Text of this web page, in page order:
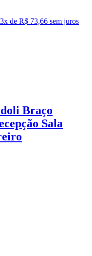
3x de R$ 73,66 sem juros
Braço
Sala